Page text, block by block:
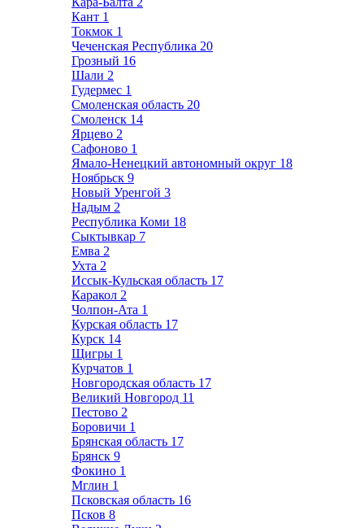
Кант 1
Токмок 1
Чеченская Республика 20
Грозный 16
Шали 2
Гудермес 1
Смоленская область 20
Смоленск 14
Ярцево 2
Сафоново 1
Ямало-Ненецкий автономный округ 18
Ноябрьск 9
Новый Уренгой 3
Надым 2
Республика Коми 18
Сыктывкар 7
Емва 2
Ухта 2
Иссык-Кульская область 17
Каракол 2
Чолпон-Ата 1
Курская область 17
Курск 14
Щигры 1
Курчатов 1
Новгородская область 17
Великий Новгород 11
Пестово 2
Боровичи 1
Брянская область 17
Брянск 9
Фокино 1
Мглин 1
Псковская область 16
Псков 8